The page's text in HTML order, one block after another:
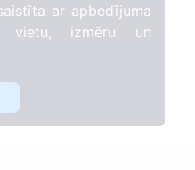
ar apbedījuma
vietu, izmēru un